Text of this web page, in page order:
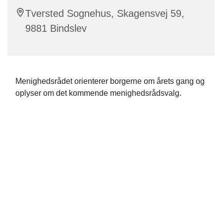
Tversted Sognehus, Skagensvej 59,
9881 Bindslev
Menighedsrådet orienterer borgerne om årets gang og
oplyser om det kommende menighedsrådsvalg.